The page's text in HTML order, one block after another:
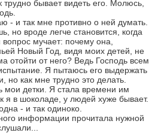
трудно бывает видеть его. Молюсь,
- и так мне противно о ней думать.
но вроде легче становится, когда
мучает: почему она,
Новый Год, видя моих детей, не
отойти от него? Ведь Господь всем
Я пытаюсь его выдержать
но как мне трудно это делать.
мои детки. Я стала времени им
я в шоколаде, у людей хуже бывает.
- и так одиноко.
информации прочитала нужной